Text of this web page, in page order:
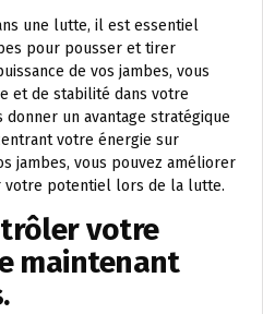
une lutte, il est essentiel
pour pousser et tirer
de vos jambes, vous
et de stabilité dans votre
un avantage stratégique
votre énergie sur
jambes, vous pouvez améliorer
votre potentiel lors de la lutte.
votre
maintenant